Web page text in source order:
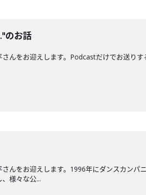
のお話
んをお迎えします。Podcastだけでお送り
んをお迎えします。1996年にダンスカン
様々な公...